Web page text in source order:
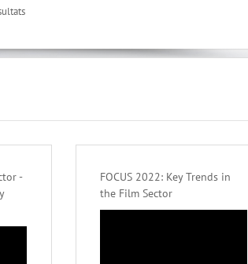
-
FOCUS 2022: Key Trends in
the Film Sector